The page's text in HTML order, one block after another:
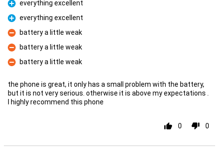
Pro
everything excellent
Pro
everything excellent
Con
battery a little weak
Con
battery a little weak
Con
battery a little weak
the phone is great, it only has a small problem with the battery,
but it is not very serious. otherwise it is above my expectations .
I highly recommend this phone
0 0